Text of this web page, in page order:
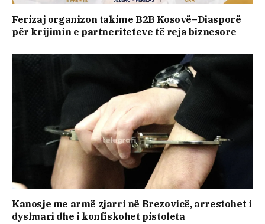
Ferizaj organizon takime B2B Kosovë–Diasporë
për krijimin e partneriteteve të reja biznesore
Kanosje me armë zjarri në Brezovicë, arrestohet i
dyshuari dhe i konfiskohet pistoleta